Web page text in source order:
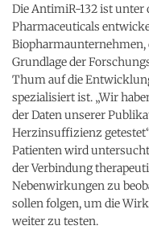
Die AntimiR-132 ist unter
Pharmaceuticals
Grundlage der
Thum auf die
spezialisiert ist. „Wir
der Daten unserer
Herzinsuffizienz
Patienten wird
der Verbindung
Nebenwirkungen zu
sollen folgen, um die
weiter zu testen.